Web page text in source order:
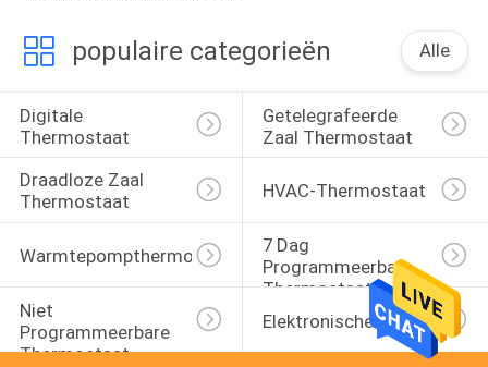
populaire categorieën Alle
Digitale
Thermostaat
Getelegrafeerde
Zaal Thermostaat
Draadloze Zaal
Thermostaat
HVAC-Thermostaat
Warmtepompthermostaat
7 Dag
Programmeerbare
Thermostaat
Niet
Programmeerbare
Thermostaat
Elektronische Zaal